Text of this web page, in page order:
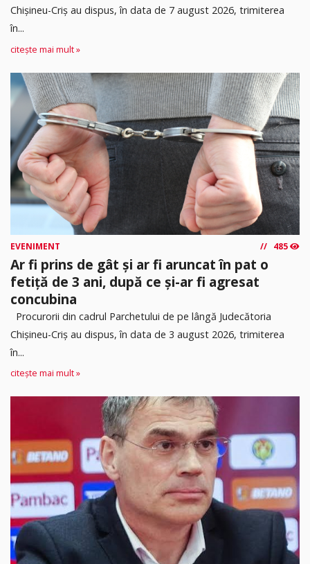
Chișineu-Criș au dispus, în data de 7 august 2026, trimiterea
în...
citește mai mult »
EVENIMENT 485
Ar fi prins de gât și ar fi aruncat în pat o
fetiță de 3 ani, după ce și-ar fi agresat
concubina
Procurorii din cadrul Parchetului de pe lângă Judecătoria
Chișineu-Criș au dispus, în data de 3 august 2026, trimiterea
în...
citește mai mult »